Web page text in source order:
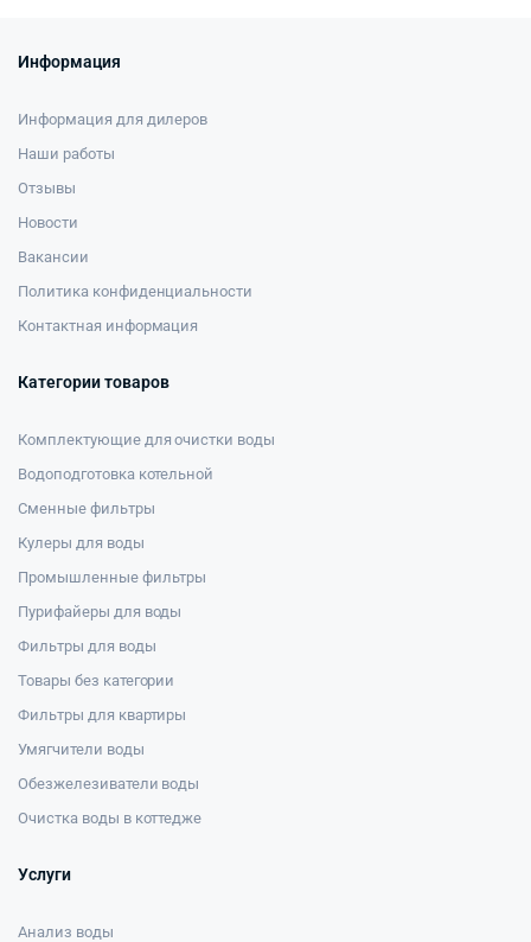
Информация
Информация для дилеров
Наши работы
Отзывы
Новости
Вакансии
Политика конфиденциальности
Контактная информация
Категории товаров
Комплектующие для очистки воды
Водоподготовка котельной
Сменные фильтры
Кулеры для воды
Промышленные фильтры
Пурифайеры для воды
Фильтры для воды
Товары без категории
Фильтры для квартиры
Умягчители воды
Обезжелезиватели воды
Очистка воды в коттедже
Услуги
Анализ воды